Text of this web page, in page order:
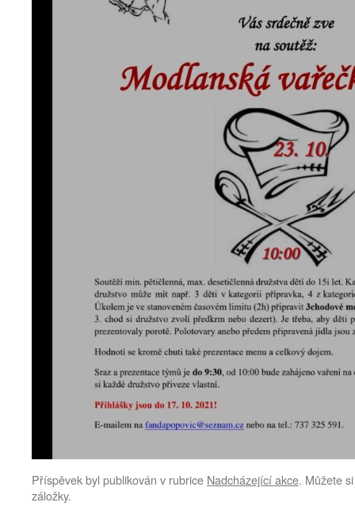
Příspěvek byl publikován v rubrice Nadcházející akce. Můžete
záložky.